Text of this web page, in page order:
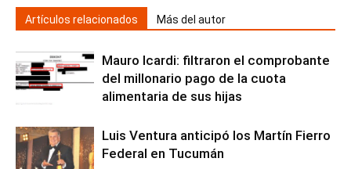
Artículos relacionados Más del autor
Mauro Icardi: filtraron el comprobante
del millonario pago de la cuota
alimentaria de sus hijas
Luis Ventura anticipó los Martín Fierro
Federal en Tucumán